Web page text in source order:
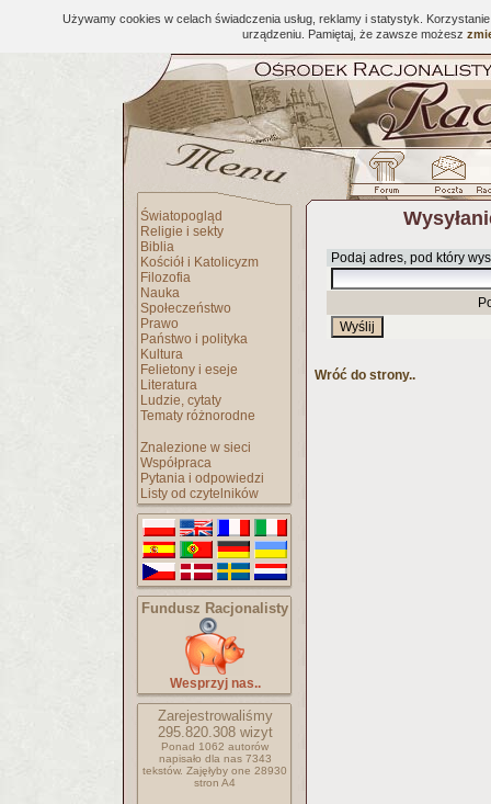
Używamy cookies w celach świadczenia usług, reklamy i statystyk.
urządzeniu. Pamiętaj, że zawsze możesz
Światopogląd
Religie i sekty
Biblia
Kościół i Katolicyzm
Filozofia
Nauka
Społeczeństwo
Prawo
Państwo i polityka
Kultura
Felietony i eseje
Literatura
Ludzie, cytaty
Tematy różnorodne
Znalezione w sieci
Współpraca
Pytania i odpowiedzi
Listy od czytelników
Fundusz Racjonalisty
Wesprzyj nas..
Zarejestrowaliśmy
295.820.308wizyt
Ponad 1062 autorów
napisało dla nas 7343
tekstów. Zajęłyby one 28930
stron A4
Podaj adres, pod który
Wróć do strony..